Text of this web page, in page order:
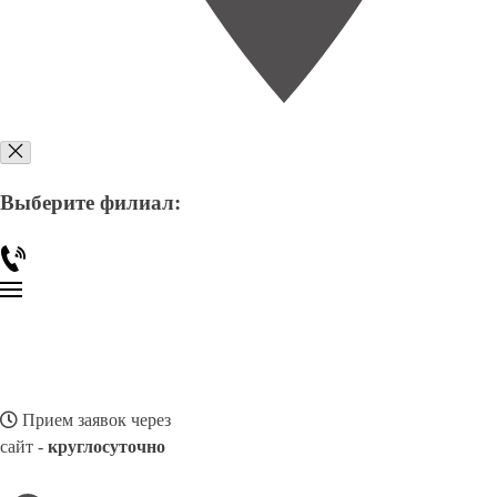
Выберите филиал:
Прием заявок через
сайт - круглосуточно